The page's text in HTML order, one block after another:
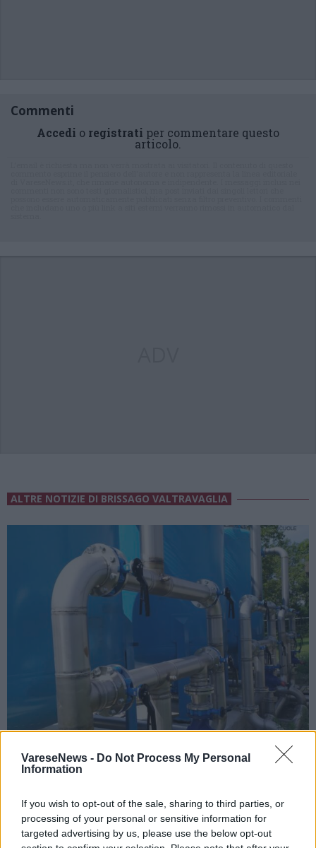
VareseNews - Do Not Process My Personal
Information
If you wish to opt-out of the sale, sharing to third parties, or
processing of your personal or sensitive information for
targeted advertising by us, please use the below opt-out
Commenti
Accedi o registrati per commentare questo
articolo.
ALTRE NOTIZIE DI BRISSAGO VALTRAVAGLIA
VALCUVIA
L’obiettivo di unificare gli acquedotti in
Alfa ottiene 9,2 milioni di euro